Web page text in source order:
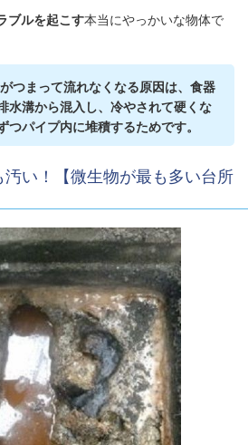
ブルを起こす本当にやっかいな物体で
つまって流れなくなる原因は、食器
水溝から混入し、冷やされて硬くな
つパイプ内に堆積するためです。
汚い！【微生物が最も多い台所